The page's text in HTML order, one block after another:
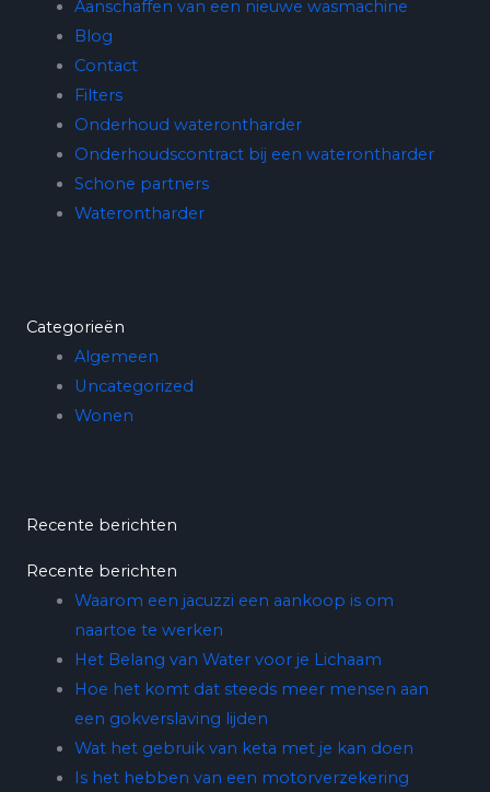
Aanschaffen van een nieuwe wasmachine
Blog
Contact
Filters
Onderhoud waterontharder
Onderhoudscontract bij een waterontharder
Schone partners
Waterontharder
Categorieën
Algemeen
Uncategorized
Wonen
Recente berichten
Recente berichten
Waarom een jacuzzi een aankoop is om
naartoe te werken
Het Belang van Water voor je Lichaam
Hoe het komt dat steeds meer mensen aan
een gokverslaving lijden
Wat het gebruik van keta met je kan doen
Is het hebben van een motorverzekering